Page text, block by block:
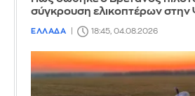
σύγκρουση ελικοπτέρων στην
ΕΛΛΑΔΑ 18:45, 04.08.2026